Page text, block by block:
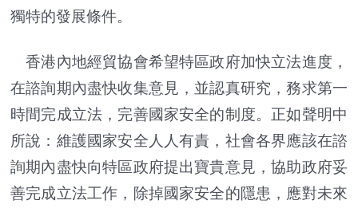
獨特的發展條件。
香港內地經貿協會希望特區政府加快立法進度，
在諮詢期內盡快收集意見，並認真研究，務求第一
時間完成立法，完善國家安全的制度。正如聲明中
所說：維護國家安全人人有責，社會各界應該在諮
詢期內盡快向特區政府提出寶貴意見，協助政府妥
善完成立法工作，除掉國家安全的隱患，應對未來